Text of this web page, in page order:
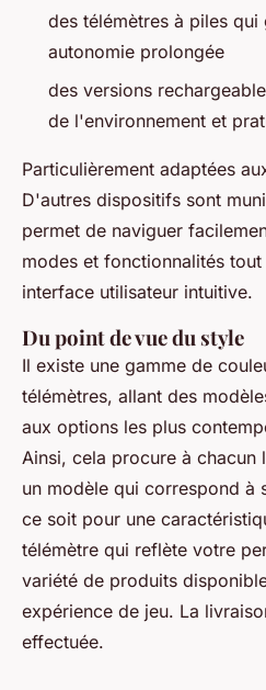
des télémètres à piles qui
autonomie prolongée
des versions
de l'environnement et
Particulièrement adaptées
D'autres dispositifs sont
permet de naviguer
modes et fonctionnalités
interface utilisateur intuitive.
Du point de vue du style
Il existe une gamme de
télémètres, allant des
aux options les plus
Ainsi, cela procure à
un modèle qui correspond à
ce soit pour une
télémètre qui reflète votre
variété de produits
expérience de jeu. La
effectuée.